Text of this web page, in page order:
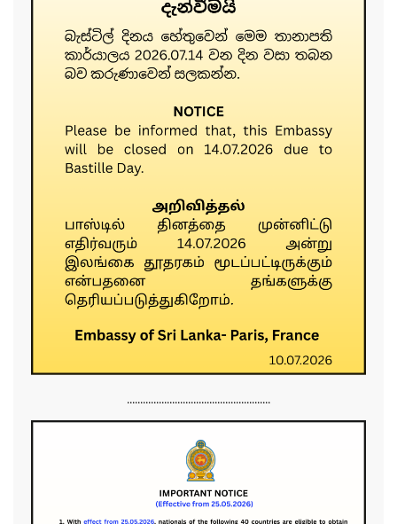
......................................................